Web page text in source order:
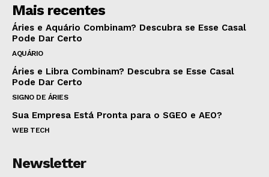
Mais recentes
Áries e Aquário Combinam? Descubra se Esse Casal
Pode Dar Certo
AQUÁRIO
Áries e Libra Combinam? Descubra se Esse Casal
Pode Dar Certo
SIGNO DE ÁRIES
Sua Empresa Está Pronta para o SGEO e AEO?
WEB TECH
Newsletter